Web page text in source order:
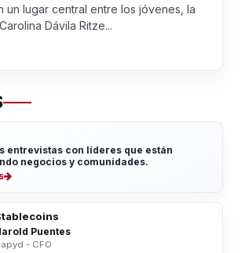
un lugar central entre los jóvenes, la
Dávila Ritze...
entrevistas con líderes que están
negocios y comunidades.
Puentes
- CFO